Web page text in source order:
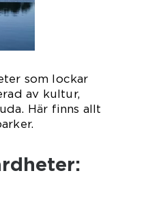
som lockar
av kultur,
Här finns allt